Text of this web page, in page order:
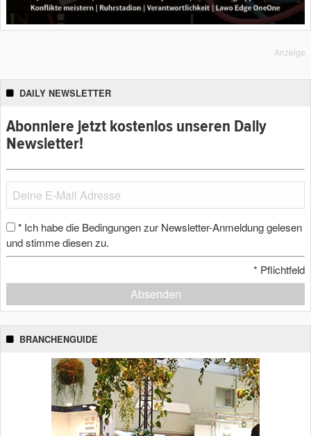
Anzeige
DAILY NEWSLETTER
Abonniere jetzt kostenlos unseren Daily
Newsletter!
* Ich habe die Bedingungen zur Newsletter-Anmeldung gelesen
und stimme diesen zu.
* Pflichtfeld
Absenden
BRANCHENGUIDE